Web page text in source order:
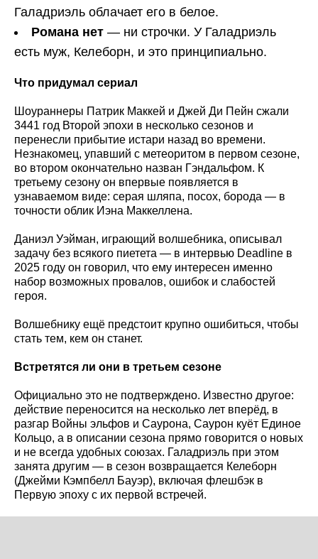
Галадриэль облачает его в белое.
Романа нет — ни строчки. У Галадриэль
есть муж, Келеборн, и это принципиально.
Что придумал сериал
Шоураннеры Патрик Маккей и Джей Ди Пейн сжали
3441 год Второй эпохи в несколько сезонов и
перенесли прибытие истари назад во времени.
Незнакомец, упавший с метеоритом в первом сезоне,
во втором окончательно назван Гэндальфом. К
третьему сезону он впервые появляется в
узнаваемом виде: серая шляпа, посох, борода — в
точности облик Иэна Маккеллена.
Даниэл Уэйман, играющий волшебника, описывал
задачу без всякого пиетета — в интервью Deadline в
2025 году он говорил, что ему интересен именно
набор возможных провалов, ошибок и слабостей
героя.
Волшебнику ещё предстоит крупно ошибиться, чтобы
стать тем, кем он станет.
Встретятся ли они в третьем сезоне
Официально это не подтверждено. Известно другое:
действие переносится на несколько лет вперёд, в
разгар Войны эльфов и Саурона, Саурон куёт Единое
Кольцо, а в описании сезона прямо говорится о новых
и не всегда удобных союзах. Галадриэль при этом
занята другим — в сезон возвращается Келеборн
(Джейми Кэмпбелл Бауэр), включая флешбэк в
Первую эпоху с их первой встречей.